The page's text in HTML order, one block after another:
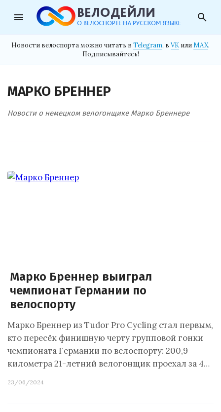
menu search
Новости велоспорта можно читать в Telegram, в VK илиMAX.
Подписывайтесь!
МАРКО БРЕННЕР
Новости о немецком велогонщике Марко Бреннере
Марко Бреннер выиграл
чемпионат Германии по
велоспорту
Марко Бреннер из Tudor Pro Cycling стал первым,
кто пересёк финишную черту групповой гонки
чемпионата Германии по велоспорту: 200,9
километра 21-летний велогонщик проехал за 4…
23/06/2024